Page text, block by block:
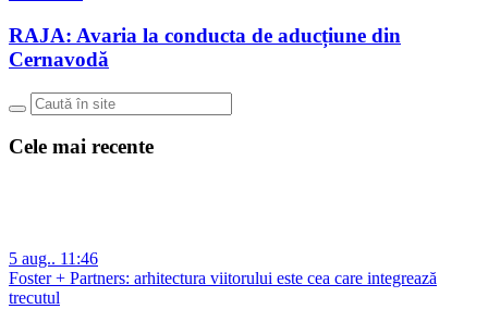
RAJA: Avaria la conducta de aducțiune din
Cernavodă
Cele mai recente
5 aug.. 11:46
Foster + Partners: arhitectura viitorului este cea care integrează
trecutul